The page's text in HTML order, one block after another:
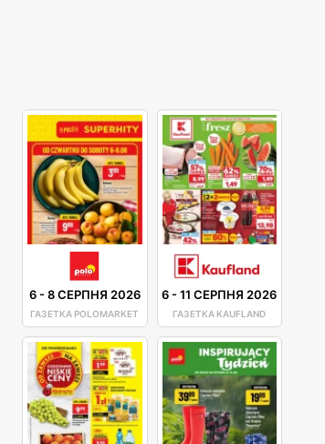
6-8 СЕРПНЯ 2026
ГАЗЕТКА POLOMARKET
6-11 СЕРПНЯ 2026
ГАЗЕТКА KAUFLAND